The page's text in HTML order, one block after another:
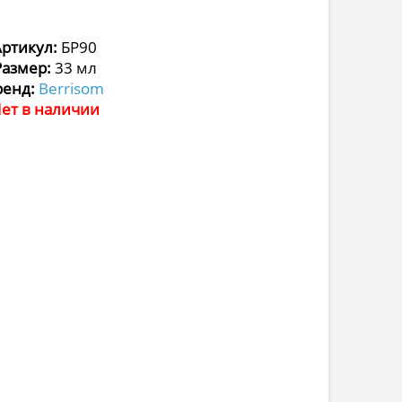
БР90
33 мл
Berrisom
в наличии